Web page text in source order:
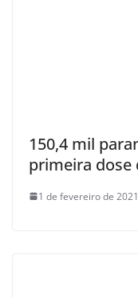
150,4 mil
primeira dose
1 de fevereiro de 2021